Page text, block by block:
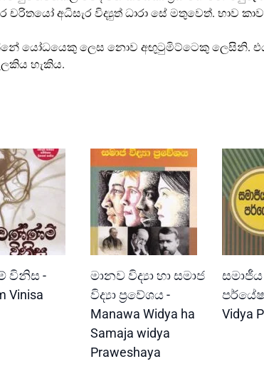
t
අධිසැර විද්‍යුත් ධාරා සේ මතුවෙත්. භාව
යෝධයෙකු ලෙස නොව අඟුටුමිට්ටෙකු ලෙසිනි. එය
හැකිය.
විනිස -
Vinisa
මානව විද්‍යා හා සමාජ
විද්‍යා ප්‍රවේශය -
Manawa Widya ha
Samaja widya
Praweshaya
සමාජීය
Vidya